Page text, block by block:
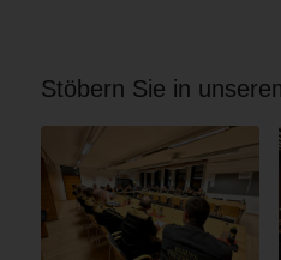
Stöbern Sie in